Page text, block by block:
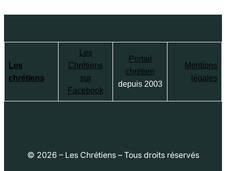
Les
chrétiens
Les
Chrétiens
sur
Facebook
Portail
chrétien
depuis 2003
Mentions
légales
© 2026 – Les Chrétiens – Tous droits réservés